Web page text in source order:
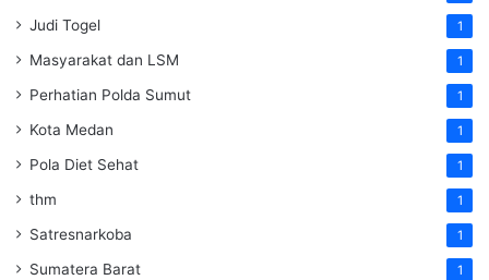
Judi Togel 1
Masyarakat dan LSM 1
Perhatian Polda Sumut 1
Kota Medan 1
Pola Diet Sehat 1
thm 1
Satresnarkoba 1
Sumatera Barat 1